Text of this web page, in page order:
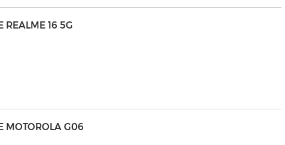
REALME 16 5G
MOTOROLA G06